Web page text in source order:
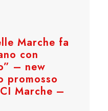
Marche fa
con
– new
promosso
Marche –